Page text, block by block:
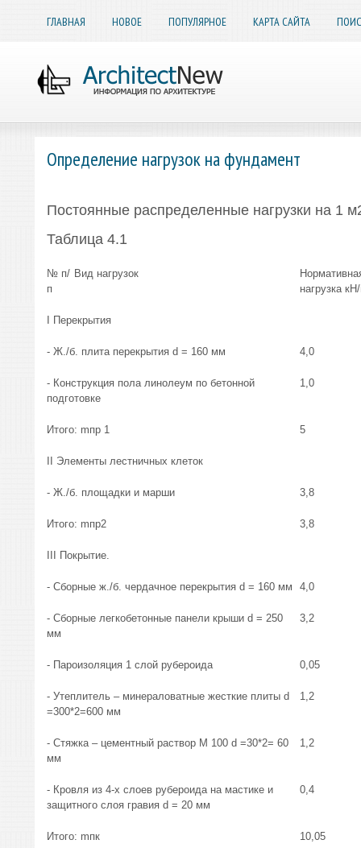
ГЛАВНАЯ НОВОЕ ПОПУЛЯРНОЕ КАРТА САЙТА
Определение нагрузок на фундамент
Постоянные распределенные нагрузки на 1
Таблица 4.1
№ п/
п
Вид нагрузок
нагрузка
I Перекрытия
- Ж./б. плита перекрытия d = 160 мм 4,0
- Конструкция пола линолеум по бетонной
подготовке
1,0
Итого: mпр 1 5
II Элементы лестничных клеток
- Ж./б. площадки и марши 3,8
Итого: mпр2 3,8
III Покрытие.
- Сборные ж./б. чердачное перекрытия d = 160 мм 4,0
- Сборные легкобетонные панели крыши d = 250
мм
3,2
- Пароизоляция 1 слой рубероида 0,05
- Утеплитель – минераловатные жесткие плиты d
=300*2=600 мм
1,2
- Стяжка – цементный раствор М 100 d =30*2= 60
мм
1,2
- Кровля из 4-х слоев рубероида на мастике и
защитного слоя гравия d = 20 мм
0,4
Итого: mпк 10,05